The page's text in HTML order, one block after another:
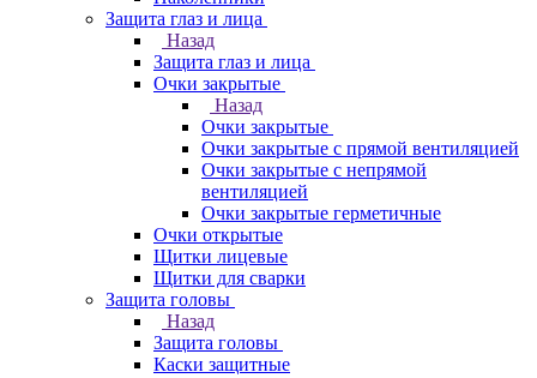
Защита глаз и лица
Назад
Защита глаз и лица
Очки закрытые
Назад
Очки закрытые
Очки закрытые с прямой вентиляцией
Очки закрытые с непрямой
вентиляцией
Очки закрытые герметичные
Очки открытые
Щитки лицевые
Щитки для сварки
Защита головы
Назад
Защита головы
Каски защитные